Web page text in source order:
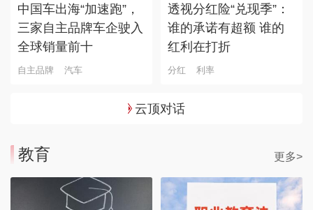
中国车出海“加速跑”，
三家自主品牌车企驶入
全球销量前十
自主品牌 汽车
透视分红险“兑现季”：
谁的承诺有超额 谁的
红利在打折
分红 利率
云顶对话
教育 更多>